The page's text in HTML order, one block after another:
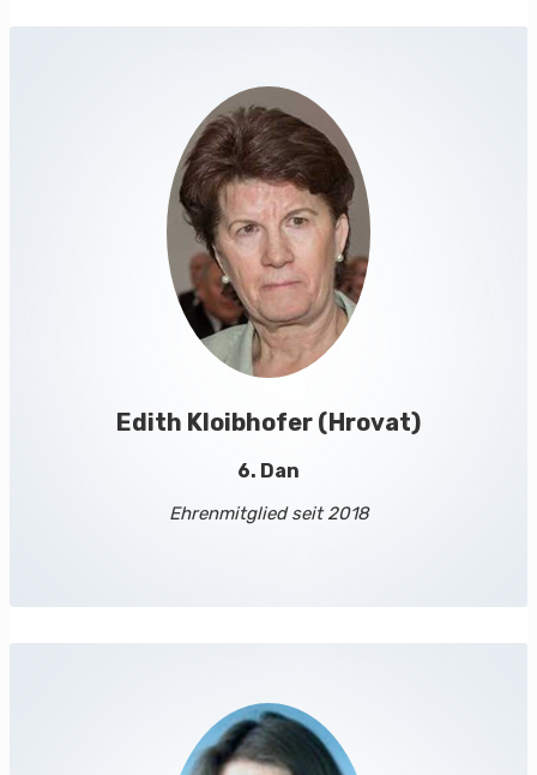
Edith Kloibhofer (Hrovat)
6. Dan
Ehrenmitglied seit 2018